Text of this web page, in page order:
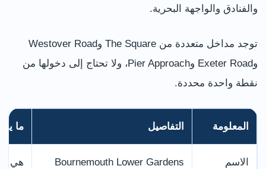
والفنادق والواجهة البحرية.
توجد مداخل متعددة من The Square وWestover Road
وExeter Road وPier Approach، ولا تحتاج إلى دخولها من
نقطة واحدة محددة.
المعلومة التفاصيل ما
الاسم
Bournemouth Lower Gardens
هي